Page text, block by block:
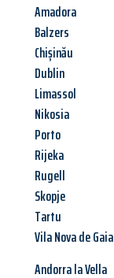
Amadora
Balzers
Chișinău
Dublin
Limassol
Nikosia
Porto
Rijeka
Rugell
Skopje
Tartu
Vila Nova de Gaia
Andorra la Vella